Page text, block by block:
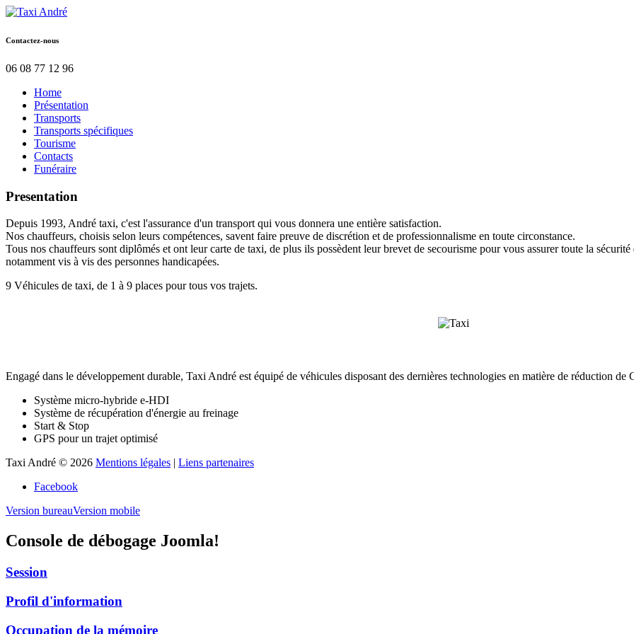
Contactez-nous
06 08 77 12 96
Home
Présentation
Transports
Transports spécifiques
Tourisme
Contacts
Funéraire
Presentation
Depuis 1993, André taxi, c'est l'assurance d'un transport qui vous donnera une entière satisfaction.
Nos chauffeurs, choisis selon leurs compétences, savent faire preuve de discrétion et de professionnalisme en toute circonstance.
Tous nos chauffeurs sont diplômés et ont leur carte de taxi, de plus ils possèdent leur brevet de secourisme pour vous assurer toute la
notamment vis à vis des personnes handicapées.
9 Véhicules de taxi, de 1 à 9 places pour tous vos trajets.
Engagé dans le développement durable, Taxi André est équipé de véhicules disposant des dernières technologies en matière de réduction de
Système micro-hybride e-HDI
Système de récupération d'énergie au freinage
Start & Stop
GPS pour un trajet optimisé
Taxi André © 2026 Mentions légales | Liens partenaires
Facebook
Version bureauVersion mobile
Console de débogage Joomla!
Session
Profil d'information
Occupation de la mémoire